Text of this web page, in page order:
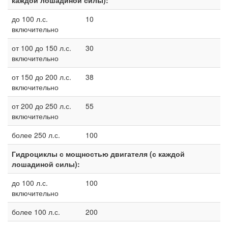
до 100 л.с.
включительно
10
от 100 до 150 л.с.
включительно
30
от 150 до 200 л.с.
включительно
38
от 200 до 250 л.с.
включительно
55
более 250 л.с.
100
Гидроциклы с мощностью двигателя (с каждой
лошадиной силы):
до 100 л.с.
включительно
100
более 100 л.с.
200